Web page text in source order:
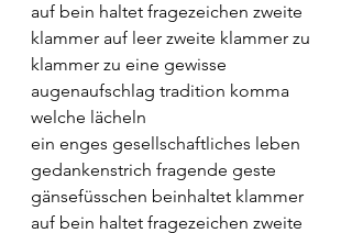
auf bein haltet fragezeichen zweite
klammer auf leer zweite klammer zu
klammer zu eine gewisse
augenaufschlag tradition komma
welche lächeln
ein enges gesellschaftliches leben
gedankenstrich fragende geste
gänsefüsschen beinhaltet klammer
auf bein haltet fragezeichen zweite